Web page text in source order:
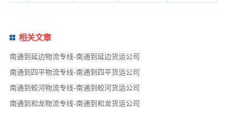
相关文章
南通到延边物流专线-南通到延边货运公司
南通到四平物流专线-南通到四平货运公司
南通到蛟河物流专线-南通到蛟河货运公司
南通到和龙物流专线-南通到和龙货运公司